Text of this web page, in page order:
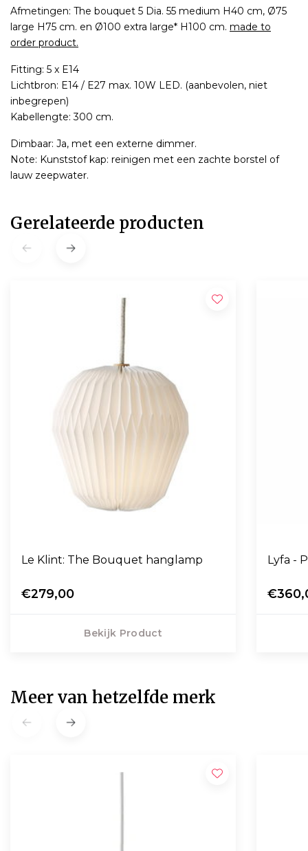
Afmetingen: The bouquet 5 Dia. 55 medium H40 cm, Ø75
large H75 cm. en Ø100 extra large* H100 cm. made to
order product.
Fitting: 5 x E14
Lichtbron: E14 / E27 max. 10W LED. (aanbevolen, niet
inbegrepen)
Kabellengte: 300 cm.
Dimbaar: Ja, met een externe dimmer.
Note: Kunststof kap: reinigen met een zachte borstel of
lauw zeepwater.
Gerelateerde producten
Le Klint: The Bouquet hanglamp
€279,00
Bekijk Product
Lyfa -
Meer van hetzelfde merk